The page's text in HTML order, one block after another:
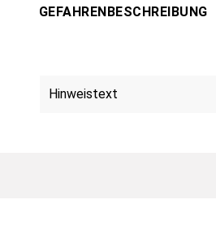
GEFAHRENBESCHREIBUNG
Hinweistext